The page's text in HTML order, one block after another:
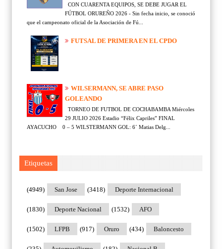
CON CUARENTA EQUIPOS, SE DEBE JUGAR EL
FÚTBOL ORUREÑO 2026 - Sin fecha inicio, se conoció
que el campeonato oficial de la Asociación de Fú...
FUTSAL DE PRIMERA EN EL CPDO
WILSERMANN, SE ABRE PASO
GOLEANDO
TORNEO DE FUTBOL DE COCHABAMBA Miércoles
29 JULIO 2026 Estadio “Félix Capriles” FINAL
AYACUCHO 0 – 5 WILSTERMANN GOL: 6´ Matias Delg...
Etiquetas
San Jose
(4949) Deporte Internacional
(3418)
Deporte Nacional
(1830) AFO
(1532)
LFPB
(1502) Oruro
(917) Baloncesto
(434)